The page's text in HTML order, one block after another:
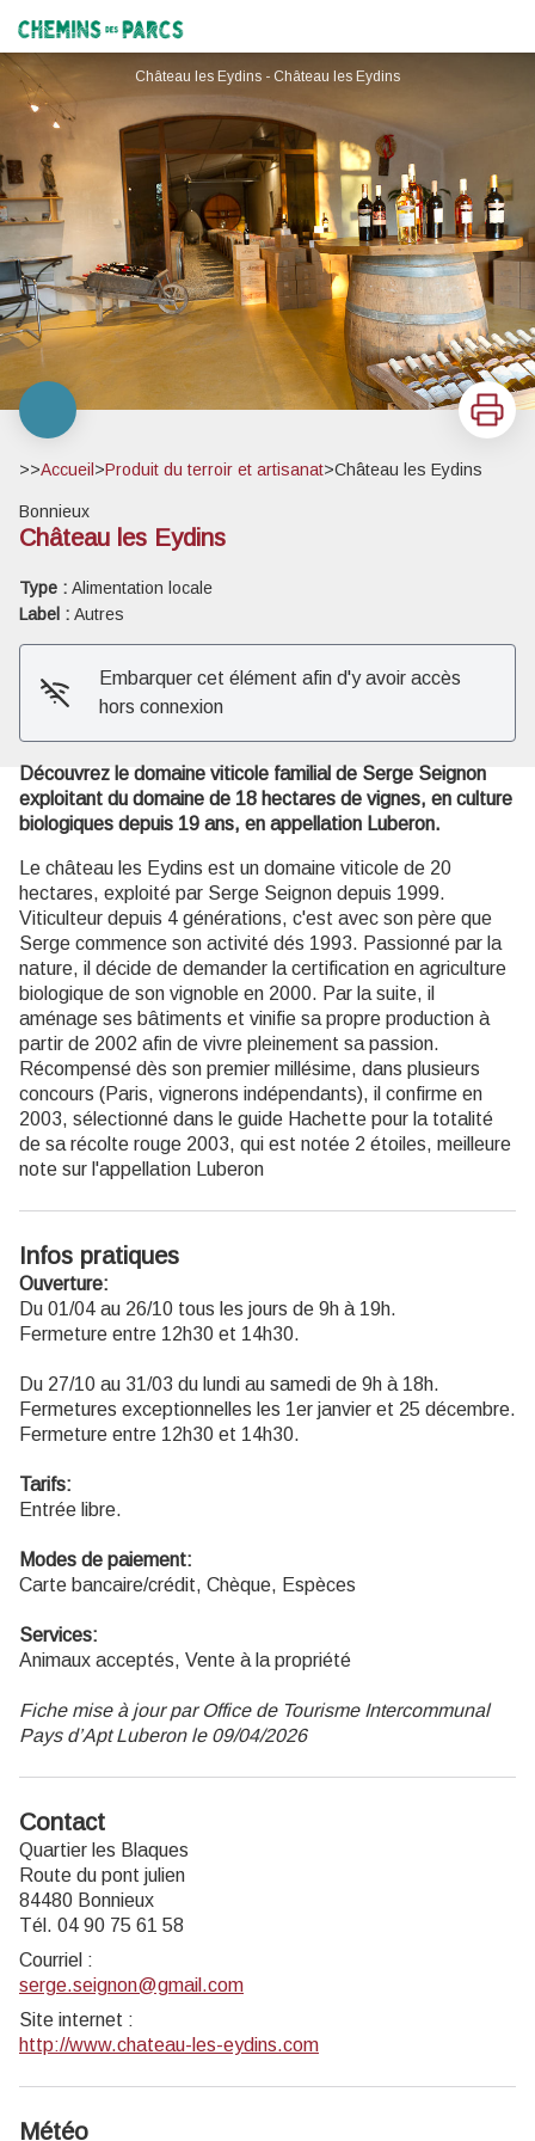
Chemins des Parcs
Château les Eydins - Château les Eydins
Imprimer
>>Accueil >Produit du terroir et artisanat>Château les Eydins
Bonnieux
Château les Eydins
Type : Alimentation locale
Label : Autres
Embarquer cet élément afin d'y avoir accès
hors connexion
Découvrez le domaine viticole familial de Serge Seignon
exploitant du domaine de 18 hectares de vignes, en culture
biologiques depuis 19 ans, en appellation Luberon.
Le château les Eydins est un domaine viticole de 20
hectares, exploité par Serge Seignon depuis 1999.
Viticulteur depuis 4 générations, c'est avec son père que
Serge commence son activité dés 1993. Passionné par la
nature, il décide de demander la certification en agriculture
biologique de son vignoble en 2000. Par la suite, il
aménage ses bâtiments et vinifie sa propre production à
partir de 2002 afin de vivre pleinement sa passion.
Récompensé dès son premier millésime, dans plusieurs
concours (Paris, vignerons indépendants), il confirme en
2003, sélectionné dans le guide Hachette pour la totalité
de sa récolte rouge 2003, qui est notée 2 étoiles, meilleure
note sur l'appellation Luberon
Infos pratiques
Ouverture:
Du 01/04 au 26/10 tous les jours de 9h à 19h.
Fermeture entre 12h30 et 14h30.
Du 27/10 au 31/03 du lundi au samedi de 9h à 18h.
Fermetures exceptionnelles les 1er janvier et 25 décembre.
Fermeture entre 12h30 et 14h30.
Tarifs:
Entrée libre.
Modes de paiement:
Carte bancaire/crédit, Chèque, Espèces
Services:
Animaux acceptés, Vente à la propriété
Fiche mise à jour par Office de Tourisme Intercommunal
Pays d’Apt Luberon le 09/04/2026
Contact
Quartier les Blaques
Route du pont julien
84480 Bonnieux
Tél. 04 90 75 61 58
Courriel :
serge.seignon@gmail.com
Site internet :
http://www.chateau-les-eydins.com
Météo